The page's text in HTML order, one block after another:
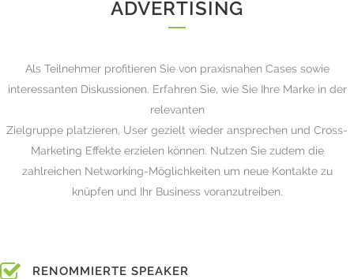
ADVERTISING
Als Teilnehmer profitieren Sie von praxisnahen Cases sowie
interessanten Diskussionen. Erfahren Sie, wie Sie Ihre Marke in der
relevanten
Zielgruppe platzieren, User gezielt wieder ansprechen und Cross-
Marketing Effekte erzielen können. Nutzen Sie zudem die
zahlreichen Networking-Möglichkeiten um neue Kontakte zu
knüpfen und Ihr Business voranzutreiben.
RENOMMIERTE SPEAKER